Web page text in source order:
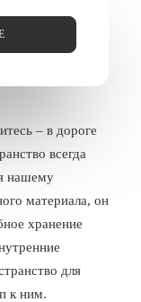
– в дороге
всегда
нашему
материала, он
хранение
для
к ним.